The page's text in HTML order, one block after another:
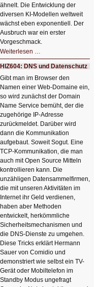
ähnelt. Die Entwicklung der
diversen KI-Modellen weltweit
wächst eben exponentiell. Der
Ausbruch war ein erster
Vorgeschmack.
Weiterlesen …
Der
Ausbruch
der
KI
HIZ604: DNS und Datenschutz
Gibt man im Browser den
Namen einer Web-Domaine ein,
so wird zunächst der Domain
Name Service bemüht, der die
zugehörige IP-Adresse
zurückmeldet. Darüber wird
dann die Kommunikation
aufgebaut. Soweit Sogut. Eine
TCP-Kommunikation, die man
auch mit Open Source Mitteln
kontrollieren kann. Die
unzähligen Datensammelfirmen,
die mit unseren Aktivitäten im
Internet ihr Geld verdienen,
haben aber Methoden
entwickelt, herkömmliche
Sicherheitsmechanismen und
die DNS-Dienste zu umgehen.
Diese Tricks erklärt Hermann
Sauer von Comidio und
demonstriert wie selbst ein TV-
Gerät oder Mobiltelefon im
Standby Modus ungefragt